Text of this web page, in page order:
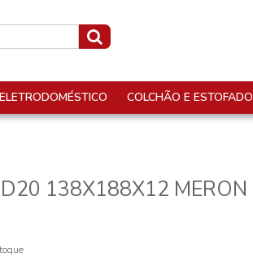
ELETRODOMÉSTICO COLCHÃO E ESTOFADO
138X188X12 MERON